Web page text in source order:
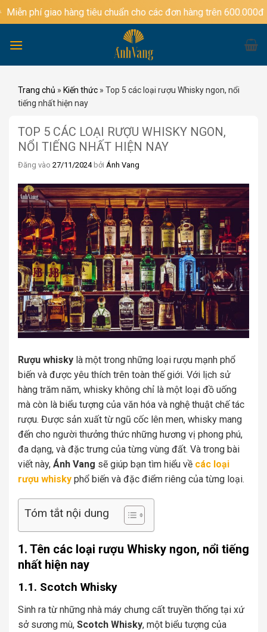
Bỏ
qua
dung
giao hàng tiêu chuẩn cho các đơn hàng trên 600.000đ
Trang chủ » Kiến thức » Top 5 các loại rượu Whisky ngon, nổi
tiếng nhất hiện nay
TOP 5 CÁC LOẠI RƯỢU WHISKY NGON,
NỔI TIẾNG NHẤT HIỆN NAY
Đăng vào 27/11/2024 bởi Ánh Vang
Rượu whisky là một trong những loại rượu mạnh phổ
biến và được yêu thích trên toàn thế giới. Với lịch sử
hàng trăm năm, whisky không chỉ là một loại đồ uống
mà còn là biểu tượng của văn hóa và nghệ thuật chế tác
rượu. Được sản xuất từ ngũ cốc lên men, whisky mang
đến cho người thưởng thức những hương vị phong phú,
đa dạng, và đặc trưng của từng vùng đất. Và trong bài
viết này, Ánh Vang sẽ giúp bạn tìm hiểu về các loại
rượu whisky phổ biến và đặc điểm riêng của từng loại.
Tóm tắt nội dung
1. Tên các loại rượu Whisky ngon, nổi tiếng
nhất hiện nay
1.1. Scotch Whisky
Sinh ra từ những nhà máy chưng cất truyền thống tại xứ
sở sương mù, Scotch Whisky, một biểu tượng của